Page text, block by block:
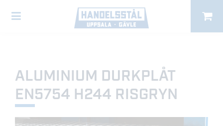
ALUMINIUM DURKPLÅT
EN5754 H244 RISGRYN